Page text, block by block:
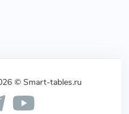
© Smart-tables.ru